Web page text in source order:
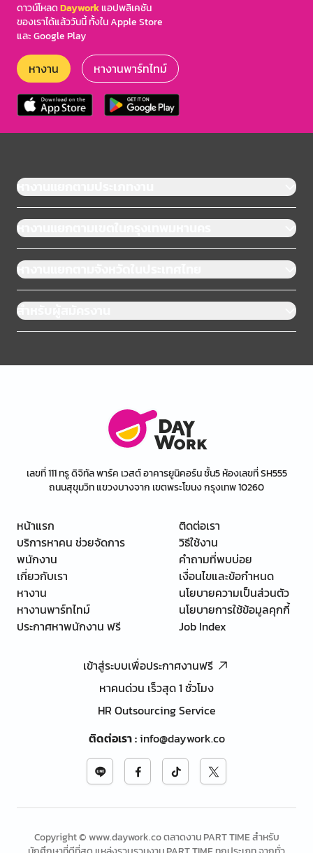
ดาวน์โหลดDayworkแอปพลิเคชัน
ของเราได้แล้ววันนี้ ทั้งใน Apple Store
และ Google Play
หางาน หางานพาร์ทไทม์
หางานแยกตามประเภทงาน
หางานแยกตามเขตในกรุงเทพมหานคร
หางานแยกตามจังหวัดในประเทศไทย
สำหรับผู้สมัครงาน
เลขที่ 111 ทรู ดิจิทัล พาร์ค เวสต์ อาคารยูนิคอร์น ชั้น5 ห้องเลขที่ SH555
ถนนสุขุมวิท แขวงบางจาก เขตพระโขนง กรุงเทพ 10260
หน้าแรก
บริการหาคน ช่วยจัดการ
พนักงาน
เกี่ยวกับเรา
หางาน
หางานพาร์ทไทม์
ประกาศหาพนักงาน ฟรี
ติดต่อเรา
วิธีใช้งาน
คำถามที่พบบ่อย
เงื่อนไขและข้อกำหนด
นโยบายความเป็นส่วนตัว
นโยบายการใช้ข้อมูลคุกกี้
Job Index
เข้าสู่ระบบเพื่อประกาศงานฟรี
หาคนด่วน เร็วสุด 1 ชั่วโมง
HR Outsourcing Service
ติดต่อเรา:info@daywork.co
Copyright © www.daywork.co ตลาดงาน PART TIME สำหรับ